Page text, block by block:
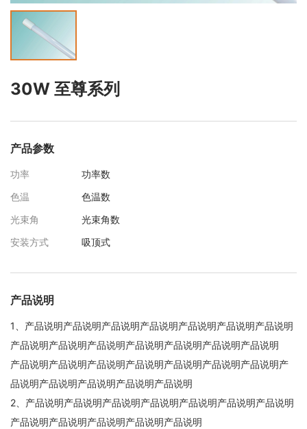
30W 至尊系列
产品参数
功率
功率数
色温
色温数
光束角
光束角数
安装方式
吸顶式
产品说明
1、产品说明产品说明产品说明产品说明产品说明产品说明产品说明
产品说明产品说明产品说明产品说明产品说明产品说明产品说明
产品说明产品说明产品说明产品说明产品说明产品说明产品说明产
品说明产品说明产品说明产品说明产品说明
2、产品说明产品说明产品说明产品说明产品说明产品说明产品说明
产品说明产品说明产品说明产品说明产品说明